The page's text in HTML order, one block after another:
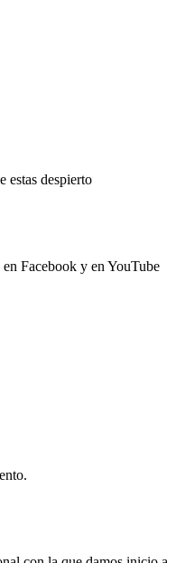
despierto
Facebook y en YouTube